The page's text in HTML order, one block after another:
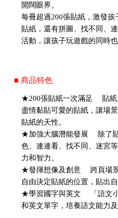
開闊眼界。
每冊超過200張貼紙，激發
貼紙，還有拼圖、找不同、
活動，讓孩子玩遊戲的同時
■ 商品特色
★200張貼紙一次滿足 貼紙
盡情黏貼可愛的貼紙，讓場
貼紙的天性。
★加強大腦潛能發展 除了
色、連連看、找不同、迷宮
力和智力。
★發揮想像及創意 跨頁場景
自由決定貼紙的位置，貼出
★學習國字與英文 「語文
和英文單字，培養語文能力及